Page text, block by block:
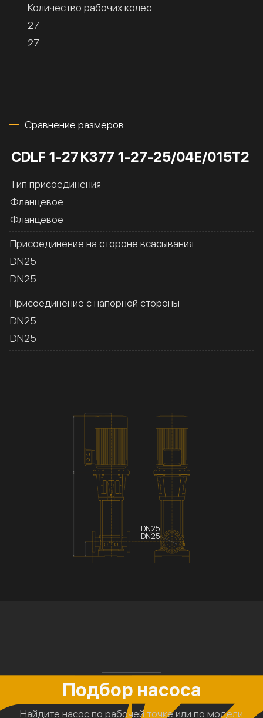
Количество рабочих колес
27
27
Сравнение размеров
CDLF 1-27К377 1-27-25/04Е/015Т2
Тип присоединения
Фланцевое
Фланцевое
Присоединение на стороне всасывания
DN25
DN25
Присоединение с напорной стороны
DN25
DN25
DN25
DN25
Подбор насоса
Найдите насос по рабочей точке или по модели